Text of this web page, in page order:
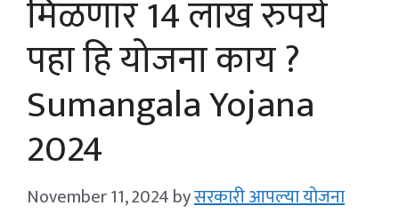
मिळणार 14 लाख रुपये
पहा हि योजना काय ?
Sumangala Yojana
2024
November 11, 2024byसरकारी आपल्या योजना